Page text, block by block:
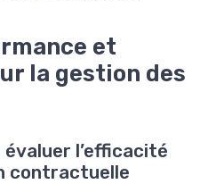
et
la gestion des
l’efficacité
contractuelle